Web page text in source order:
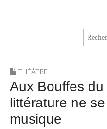
THÉÂTRE
Aux Bouffes
littérature ne
musique